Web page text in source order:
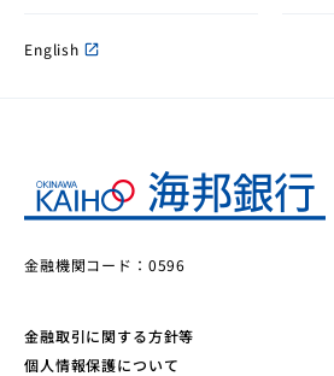
English open_in_new
金融機関コード：0596
金融取引に関する方針等
個人情報保護について